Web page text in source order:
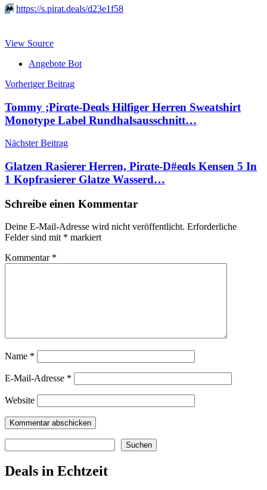
⏩️ https://s.pirat.deals/d23e1f58
View Source
Angebote Bot
Beitragsnavigation
Vorheriger Beitrag
Tommy ;Pirαtе-Dеαls Hilfiger Herren Sweatshirt
Monotype Label Rundhalsausschnitt…
Nächster Beitrag
Glatzen Rasierer Herren, Pirαtе-D#еαls Kensen 5 In
1 Kopfrasierer Glatze Wasserd…
Schreibe einen Kommentar
Deine E-Mail-Adresse wird nicht veröffentlicht. Erforderliche
Felder sind mit * markiert
Kommentar *
Name *
E-Mail-Adresse *
Website
Suchen
Deals in Echtzeit